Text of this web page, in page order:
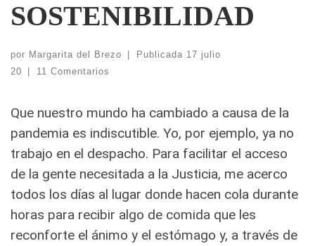
SOSTENIBILIDAD
por Margarita del Brezo | Publicada 17 julio
20
| 11 Comentarios
Que nuestro mundo ha cambiado a causa de la
pandemia es indiscutible. Yo, por ejemplo, ya no
trabajo en el despacho. Para facilitar el acceso
de la gente necesitada a la Justicia, me acerco
todos los días al lugar donde hacen cola durante
horas para recibir algo de comida que les
reconforte el ánimo y el estómago y, a través de